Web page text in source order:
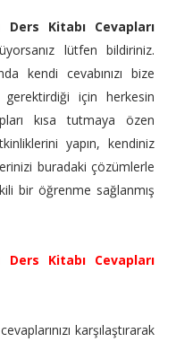
Kitabı Cevapları
lütfen bildiriniz.
kendi cevabınızı bize
için herkesin
kısa tutmaya özen
yapın, kendiniz
buradaki çözümlerle
bir öğrenme sağlanmış
Kitabı Cevapları
karşılaştırarak